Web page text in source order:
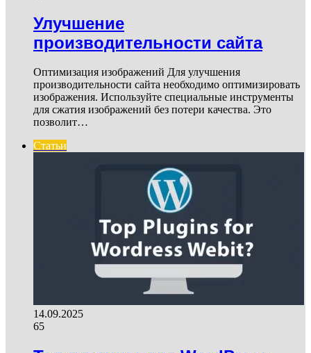
Улучшение
производительности сайта
Оптимизация изображений Для улучшения
производительности сайта необходимо оптимизировать
изображения. Используйте специальные инструменты
для сжатия изображений без потери качества. Это
позволит…
Статьи
14.09.2025
65